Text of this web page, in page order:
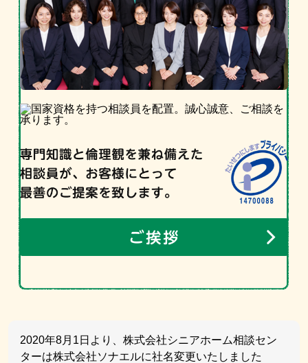
2020年8月1日より、株式会社シニアホーム相談セン
ターは株式会社ソナエルに社名変更いたしました